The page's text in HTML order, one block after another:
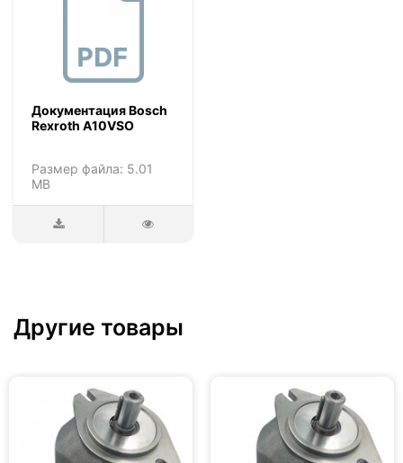
Документация Bosch
Rexroth A10VSO
Размер файла: 5.01
MB
Другие товары